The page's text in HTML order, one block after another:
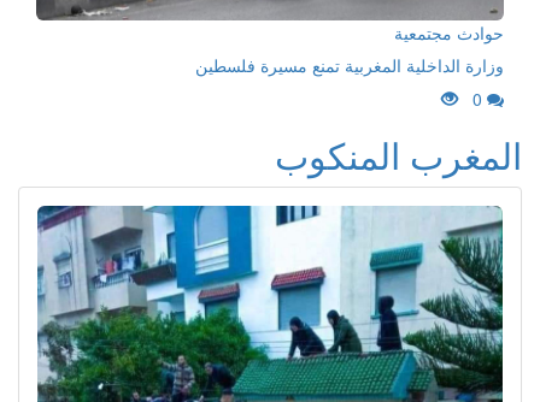
حوادث مجتمعية
وزارة الداخلية المغربية تمنع مسيرة فلسطين
المغرب المنكوب